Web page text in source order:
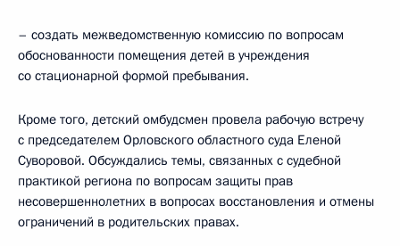
– создать межведомственную комиссию по вопросам
обоснованности помещения детей в учреждения
со стационарной формой пребывания.
Кроме того, детский омбудсмен провела рабочую встречу
с председателем Орловского областного суда Еленой
Суворовой. Обсуждались темы, связанных с судебной
практикой региона по вопросам защиты прав
несовершеннолетних в вопросах восстановления и отмены
ограничений в родительских правах.